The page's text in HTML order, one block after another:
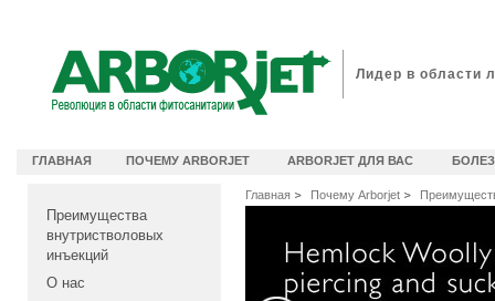
Лидер в области
Arborjet
Преимущества
внутристволовых
инъекций
О нас
Главная Почему Arborjet
ГЛАВНАЯ ПОЧЕМУ ARBORJET ARBORJET ДЛЯ ВАС